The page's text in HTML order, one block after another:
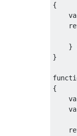
{
}
}
{